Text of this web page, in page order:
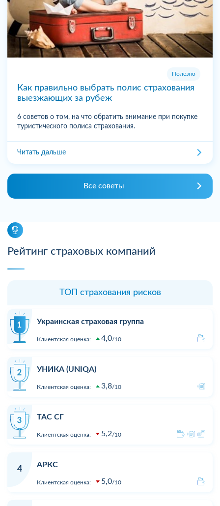
Полезно
Как правильно выбрать полис страхования
выезжающих за рубеж
6 советов о том, на что обратить внимание при покупке
туристического полиса страхования.
Читать дальше
Все советы
Рейтинг страховых компаний
ТОП страхования рисков
Украинская страховая группа
Клиентская оценка: 4,0 10
УНИКА (UNIQA)
Клиентская оценка: 3,8 10
ТАС СГ
Клиентская оценка: 5,2 10
4
АРКС
Клиентская оценка: 5,0 10